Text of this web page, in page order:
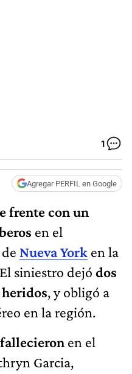
1
Agregar PERFIL en Google
frente con un
en el
Nueva York en la
siniestro dejó dos
, y obligó a
en la región.
en el
Garcia,